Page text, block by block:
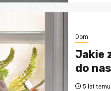
Dom
Jakie
do
5 lat temu